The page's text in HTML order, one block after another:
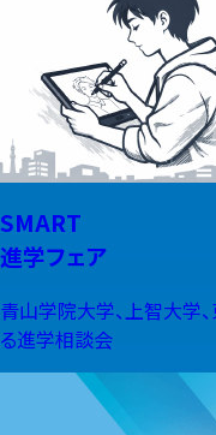
SMART
進学フェア
青山学院大学、上智大学
る進学相談会